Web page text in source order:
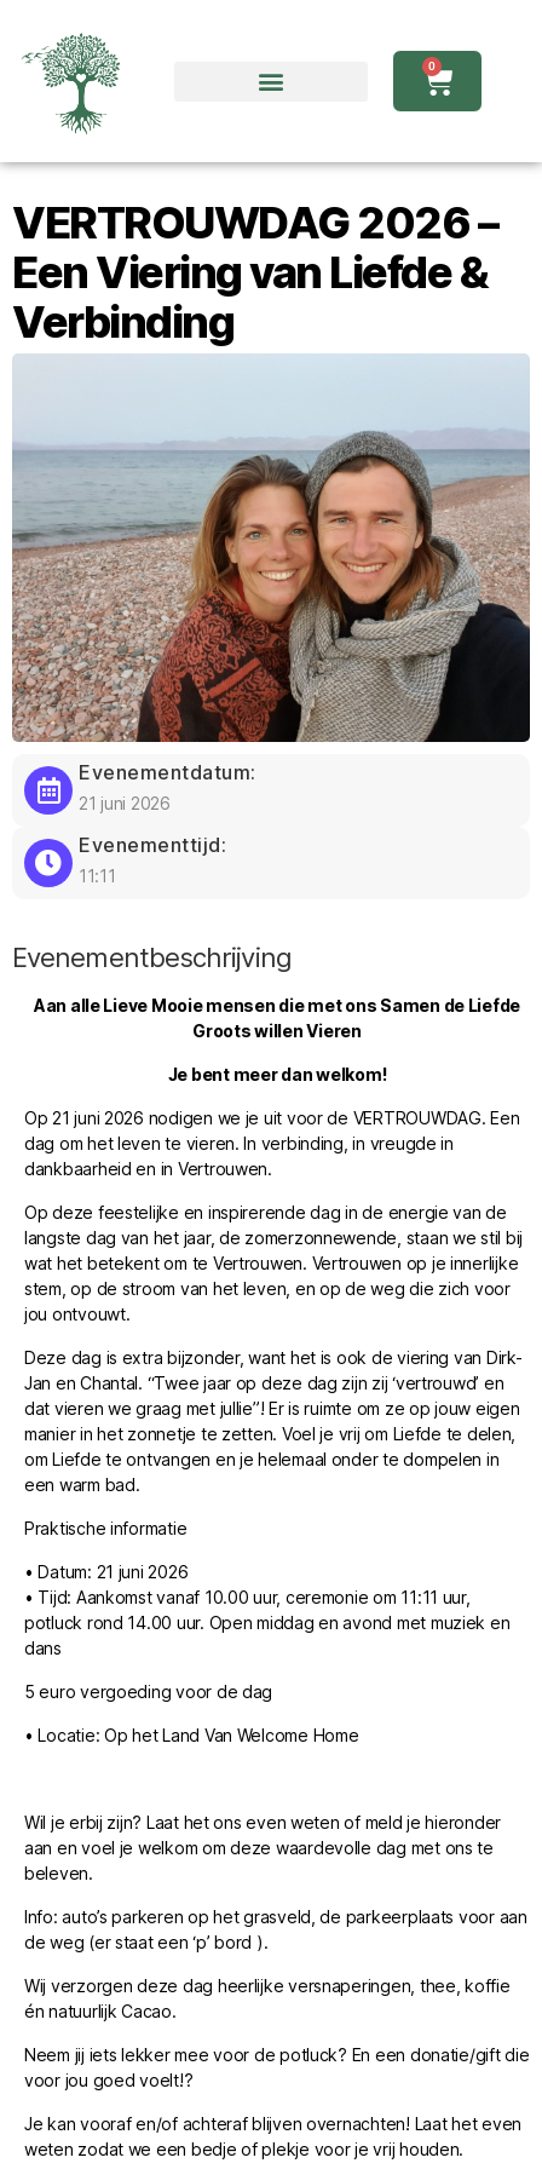
0
VERTROUWDAG 2026 –
Een Viering van Liefde &
Verbinding
Evenementdatum:
21 juni 2026
Evenementtijd:
11:11
Evenementbeschrijving
Aan alle Lieve Mooie mensen die met ons Samen de Liefde
Groots willen Vieren
Je bent meer dan welkom!
Op 21 juni 2026 nodigen we je uit voor de VERTROUWDAG. Een
dag om het leven te vieren. In verbinding, in vreugde in
dankbaarheid en in Vertrouwen.
Op deze feestelijke en inspirerende dag in de energie van de
langste dag van het jaar, de zomerzonnewende, staan we stil bij
wat het betekent om te Vertrouwen. Vertrouwen op je innerlijke
stem, op de stroom van het leven, en op de weg die zich voor
jou ontvouwt.
Deze dag is extra bijzonder, want het is ook de viering van Dirk-
Jan en Chantal. “Twee jaar op deze dag zijn zij ‘vertrouwd’ en
dat vieren we graag met jullie”! Er is ruimte om ze op jouw eigen
manier in het zonnetje te zetten. Voel je vrij om Liefde te delen,
om Liefde te ontvangen en je helemaal onder te dompelen in
een warm bad.
Praktische informatie
• Datum: 21 juni 2026
• Tijd: Aankomst vanaf 10.00 uur, ceremonie om 11:11 uur,
potluck rond 14.00 uur. Open middag en avond met muziek en
dans
5 euro vergoeding voor de dag
• Locatie: Op het Land Van Welcome Home
Wil je erbij zijn? Laat het ons even weten of meld je hieronder
aan en voel je welkom om deze waardevolle dag met ons te
beleven.
Info: auto’s parkeren op het grasveld, de parkeerplaats voor aan
de weg (er staat een ‘p’ bord ).
Wij verzorgen deze dag heerlijke versnaperingen, thee, koffie
én natuurlijk Cacao.
Neem jij iets lekker mee voor de potluck? En een donatie/gift die
voor jou goed voelt!?
Je kan vooraf en/of achteraf blijven overnachten! Laat het even
weten zodat we een bedje of plekje voor je vrij houden.